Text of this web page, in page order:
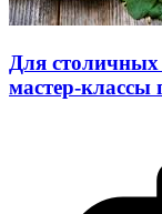
Для
мастер-классы